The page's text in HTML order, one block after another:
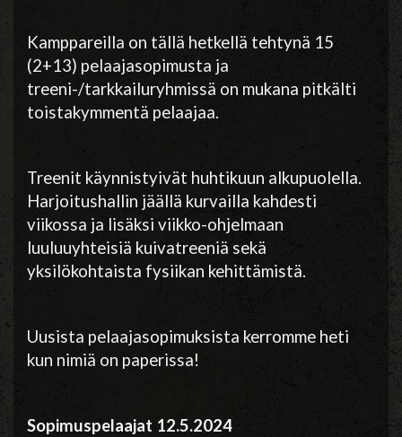
Kamppareilla on tällä hetkellä tehtynä 15
(2+13) pelaajasopimusta ja
treeni-/tarkkailuryhmissä on mukana pitkälti
toistakymmentä pelaajaa.
Treenit käynnistyivät huhtikuun alkupuolella.
Harjoitushallin jäällä kurvailla kahdesti
viikossa ja lisäksi viikko-ohjelmaan
luuluuyhteisiä kuivatreeniä sekä
yksilökohtaista fysiikan kehittämistä.
Uusista pelaajasopimuksista kerromme heti
kun nimiä on paperissa!
Sopimuspelaajat 12.5.2024